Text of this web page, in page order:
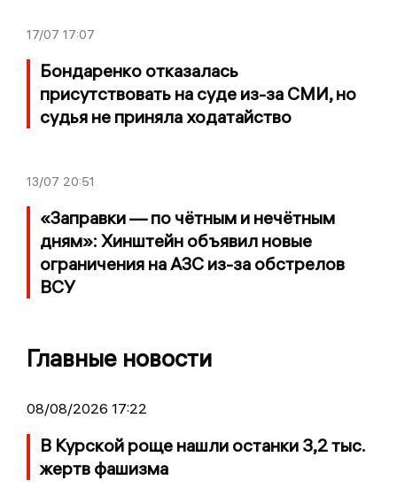
17/07 17:07
Бондаренко отказалась
присутствовать на суде из-за СМИ, но
судья не приняла ходатайство
13/07 20:51
«Заправки — по чётным и нечётным
дням»: Хинштейн объявил новые
ограничения на АЗС из-за обстрелов
ВСУ
Главные новости
08/08/2026 17:22
В Курской роще нашли останки 3,2 тыс.
жертв фашизма